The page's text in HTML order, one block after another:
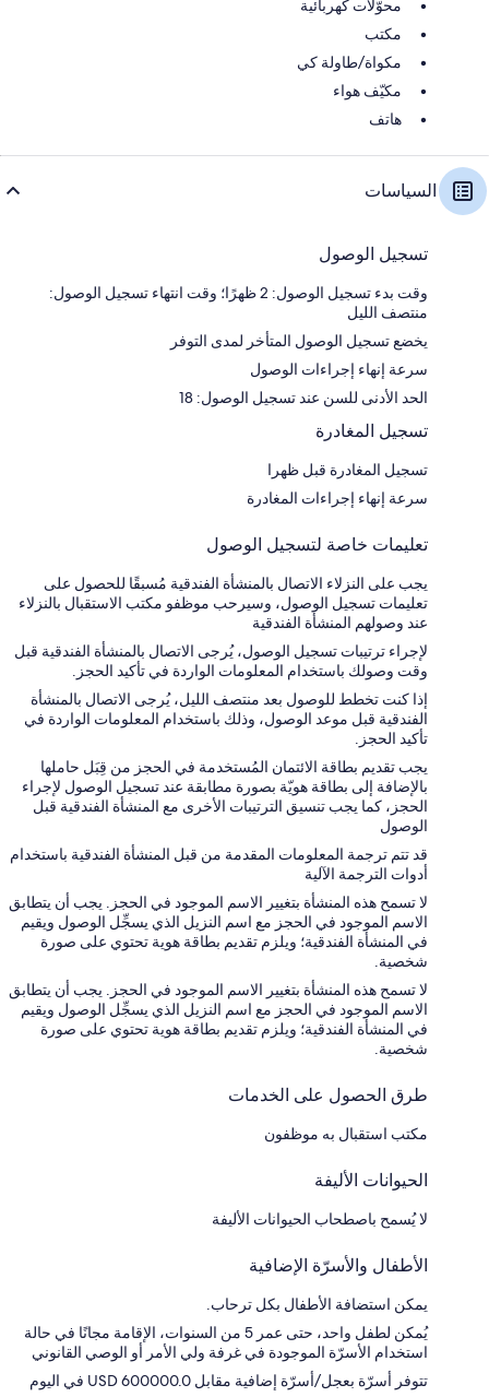
محوّلات كهربائية
مكتب
مكواة/طاولة كي
مكيّف هواء
هاتف
السياسات
تسجيل الوصول
وقت بدء تسجيل الوصول: 2 ظهرًا؛ وقت انتهاء تسجيل الوصول:
منتصف الليل
يخضع تسجيل الوصول المتأخر لمدى التوفر
سرعة إنهاء إجراءات الوصول
الحد الأدنى للسن عند تسجيل الوصول: 18
تسجيل المغادرة
تسجيل المغادرة قبل ظهرا
سرعة إنهاء إجراءات المغادرة
تعليمات خاصة لتسجيل الوصول
يجب على النزلاء الاتصال بالمنشأة الفندقية مُسبقًا للحصول على
تعليمات تسجيل الوصول، وسيرحب موظفو مكتب الاستقبال بالنزلاء
عند وصولهم المنشأة الفندقية
لإجراء ترتيبات تسجيل الوصول، يُرجى الاتصال بالمنشأة الفندقية قبل
وقت وصولك باستخدام المعلومات الواردة في تأكيد الحجز.
إذا كنت تخطط للوصول بعد منتصف الليل، يُرجى الاتصال بالمنشأة
الفندقية قبل موعد الوصول، وذلك باستخدام المعلومات الواردة في
تأكيد الحجز.
يجب تقديم بطاقة الائتمان المُستخدمة في الحجز من قِبَل حاملها
بالإضافة إلى بطاقة هويّة بصورة مطابقة عند تسجيل الوصول لإجراء
الحجز، كما يجب تنسيق الترتيبات الأخرى مع المنشأة الفندقية قبل
الوصول
قد تتم ترجمة المعلومات المقدمة من قبل المنشأة الفندقية باستخدام
أدوات الترجمة الآلية
لا تسمح هذه المنشأة بتغيير الاسم الموجود في الحجز. يجب أن يتطابق
الاسم الموجود في الحجز مع اسم النزيل الذي يسجِّل الوصول ويقيم
في المنشأة الفندقية؛ ويلزم تقديم بطاقة هوية تحتوي على صورة
شخصية.
لا تسمح هذه المنشأة بتغيير الاسم الموجود في الحجز. يجب أن يتطابق
الاسم الموجود في الحجز مع اسم النزيل الذي يسجِّل الوصول ويقيم
في المنشأة الفندقية؛ ويلزم تقديم بطاقة هوية تحتوي على صورة
شخصية.
طرق الحصول على الخدمات
مكتب استقبال به موظفون
الحيوانات الأليفة
لا يُسمح باصطحاب الحيوانات الأليفة
الأطفال والأسرّة الإضافية
يمكن استضافة الأطفال بكل ترحاب.
يُمكن لطفل واحد، حتى عمر 5 من السنوات، الإقامة مجانًا في حالة
استخدام الأسرّة الموجودة في غرفة ولي الأمر أو الوصي القانوني
تتوفر أسرّة بعجل/أسرّة إضافية مقابل USD 600000.0 في اليوم